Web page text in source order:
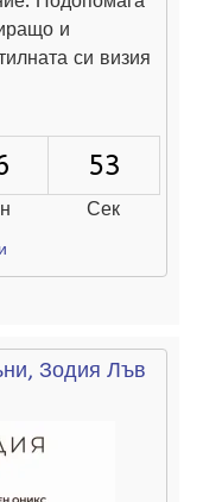
и
си визия
52
Сек
Зодия Лъв